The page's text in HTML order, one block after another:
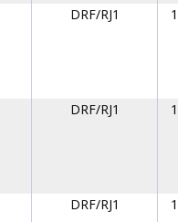
DRF/RJ1
DRF/RJ1
DRF/RJ1